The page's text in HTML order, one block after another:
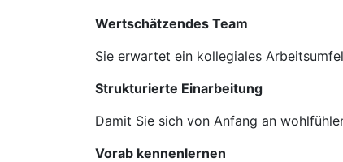
Wertschätzendes Team
Sie erwartet ein kollegiales
Strukturierte Einarbeitung
Damit Sie sich von Anfang an
Vorab kennenlernen